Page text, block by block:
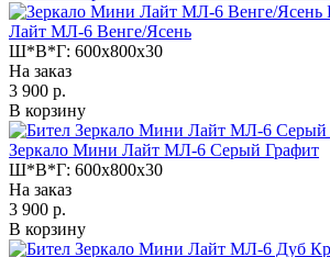
Лайт МЛ-6 Венге/Ясень
Ш*В*Г: 600x800x30
На заказ
3 900 р.
В корзину
Зеркало Мини Лайт МЛ-6 Серый Графит
Ш*В*Г: 600x800x30
На заказ
3 900 р.
В корзину